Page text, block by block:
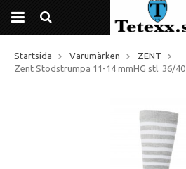
Startsida Varumärken
ZENT
Zent Stödstrumpa 11-14 mmHG stl. 36/40